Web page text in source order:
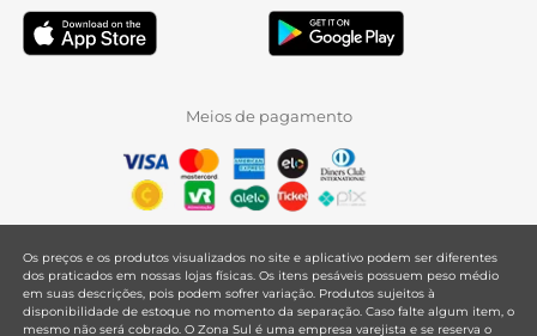
Meios de pagamento
Os preços e os produtos visualizados no site e aplicativo podem ser diferentes
dos praticados em nossas lojas físicas. Os itens pesáveis possuem peso médio
em suas descrições, pois podem sofrer variação. Produtos sujeitos à
disponibilidade de estoque no momento da separação. Caso falte algum item, o
mesmo não será cobrado. O Zona Sul é uma empresa varejista e se reserva o